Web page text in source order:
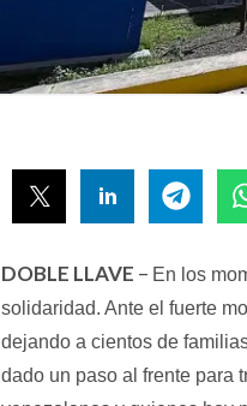
DOBLE LLAVE – En los
solidaridad. Ante el fuerte
dejando a cientos de
dado un paso al frente para